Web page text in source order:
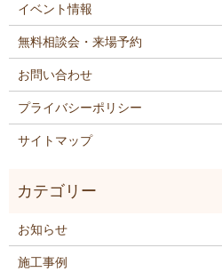
イベント情報
無料相談会・来場予約
お問い合わせ
プライバシーポリシー
サイトマップ
お知らせ
施工事例